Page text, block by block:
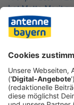
hat Mette-Marit
Ingrid Alexandra
Høiby gehört
Prinzentitel und
norwegischen